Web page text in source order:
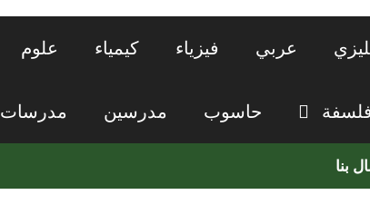
عربي فيزياء كيمياء علوم
فلسفة حاسوب مدرسين مدرسات
بنا